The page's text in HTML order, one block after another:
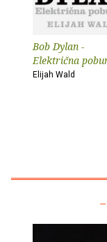
Bob Dylan -
Električna
Elijah Wald